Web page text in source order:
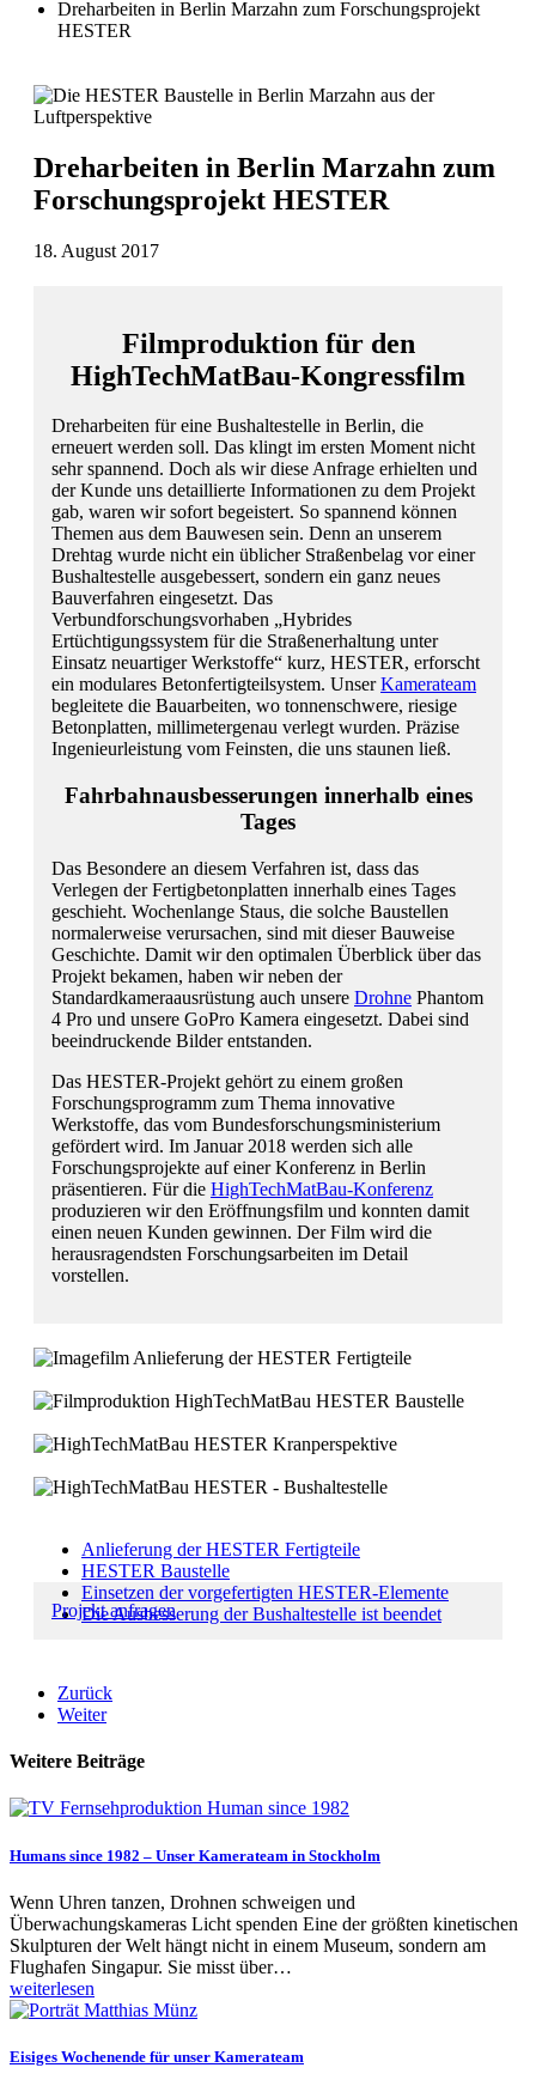
Dreharbeiten in Berlin Marzahn zum Forschungsprojekt
HESTER
Dreharbeiten in Berlin Marzahn zum
Forschungsprojekt HESTER
18. August 2017
Filmproduktion für den
HighTechMatBau-Kongressfilm
Dreharbeiten für eine Bushaltestelle in Berlin, die
erneuert werden soll. Das klingt im ersten Moment nicht
sehr spannend. Doch als wir diese Anfrage erhielten und
der Kunde uns detaillierte Informationen zu dem Projekt
gab, waren wir sofort begeistert. So spannend können
Themen aus dem Bauwesen sein. Denn an unserem
Drehtag wurde nicht ein üblicher Straßenbelag vor einer
Bushaltestelle ausgebessert, sondern ein ganz neues
Bauverfahren eingesetzt. Das
Verbundforschungsvorhaben „Hybrides
Ertüchtigungssystem für die Straßenerhaltung unter
Einsatz neuartiger Werkstoffe“ kurz, HESTER, erforscht
ein modulares Betonfertigteilsystem. UnserKamerateam
begleitete die Bauarbeiten, wo tonnenschwere, riesige
Betonplatten, millimetergenau verlegt wurden. Präzise
Ingenieurleistung vom Feinsten, die uns staunen ließ.
Fahrbahnausbesserungen innerhalb eines
Tages
Das Besondere an diesem Verfahren ist, dass das
Verlegen der Fertigbetonplatten innerhalb eines Tages
geschieht. Wochenlange Staus, die solche Baustellen
normalerweise verursachen, sind mit dieser Bauweise
Geschichte. Damit wir den optimalen Überblick über das
Projekt bekamen, haben wir neben der
Standardkameraausrüstung auch unsere Drohne Phantom
4 Pro und unsere GoPro Kamera eingesetzt. Dabei sind
beeindruckende Bilder entstanden.
Das HESTER-Projekt gehört zu einem großen
Forschungsprogramm zum Thema innovative
Werkstoffe, das vom Bundesforschungsministerium
gefördert wird. Im Januar 2018 werden sich alle
Forschungsprojekte auf einer Konferenz in Berlin
präsentieren. Für die HighTechMatBau-Konferenz
produzieren wir den Eröffnungsfilm und konnten damit
einen neuen Kunden gewinnen. Der Film wird die
herausragendsten Forschungsarbeiten im Detail
vorstellen.
Anlieferung der HESTER Fertigteile
HESTER Baustelle
Einsetzen der vorgefertigten HESTER-Elemente
Die Ausbesserung der Bushaltestelle ist beendet
Projekt anfragen
Zurück
Weiter
Weitere Beiträge
Humans since 1982 – Unser Kamerateam in Stockholm
Wenn Uhren tanzen, Drohnen schweigen und
Überwachungskameras Licht spenden Eine der größten kinetischen
Skulpturen der Welt hängt nicht in einem Museum, sondern am
Flughafen Singapur. Sie misst über…
weiterlesen
Eisiges Wochenende für unser Kamerateam